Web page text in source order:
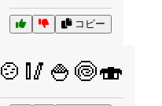
コピー
🍲🥢🍚🍥🍣